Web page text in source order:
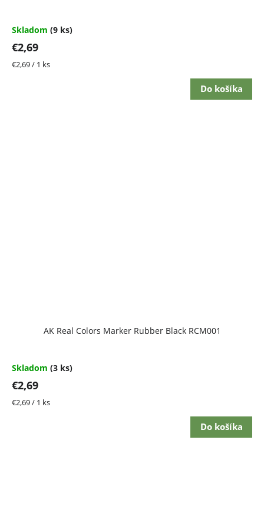
5,0
5
hviezdičiek.
Skladom (9 ks)
€2,69
Jednotková
€2,69 / 1 ks
Do košíka
AK Real Colors Marker Rubber Black RCM001
Skladom (3 ks)
€2,69
Jednotková
€2,69 / 1 ks
Do košíka